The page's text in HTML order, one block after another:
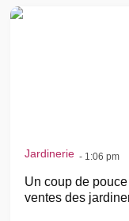
Jardinerie - 1:06 pm
Un coup de
ventes des